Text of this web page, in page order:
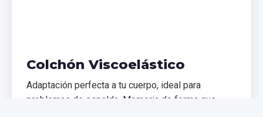
Colchón Viscoelástico
Adaptación perfecta a tu cuerpo, ideal para
problemas de espalda. Memoria de forma que